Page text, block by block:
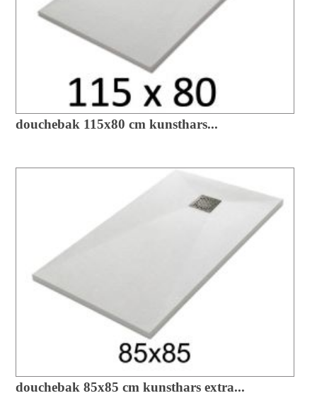
douchebak 115x80 cm kunsthars...
douchebak 85x85 cm kunsthars extra...